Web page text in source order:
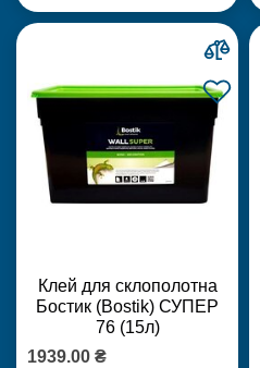
Клей для склополотна
Бостик (Bostik) СУПЕР
76 (15л)
1939.00 ₴